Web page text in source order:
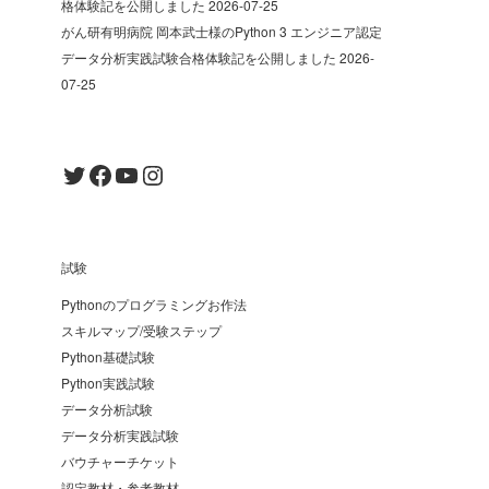
格体験記を公開しました 2026-07-25
がん研有明病院 岡本武士様のPython 3 エンジニア認定
データ分析実践試験合格体験記を公開しました 2026-
07-25
Twitter
Facebook
YouTube
Instagram
試験
Pythonのプログラミングお作法
スキルマップ/受験ステップ
Python基礎試験
Python実践試験
データ分析試験
データ分析実践試験
バウチャーチケット